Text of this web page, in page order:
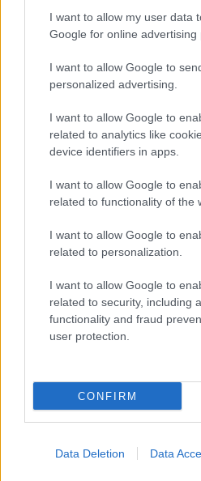
I want to allow my user data
Google for online advertising
I want to allow Google to
personalized advertising.
I want to allow Google to
related to analytics like
device identifiers in apps.
I want to allow Google to
related to functionality of the
I want to allow Google to
related to personalization.
I want to allow Google to
related to security, including
functionality and fraud
user protection.
CONFIRM
Data Deletion Data
Ha ezt érzed evés után, a
próbál
Orvos figyelmeztet: ezt az
söpörd a